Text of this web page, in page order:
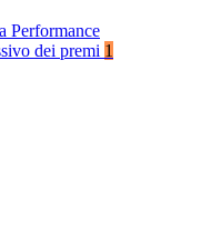
Performance
dei premi 1